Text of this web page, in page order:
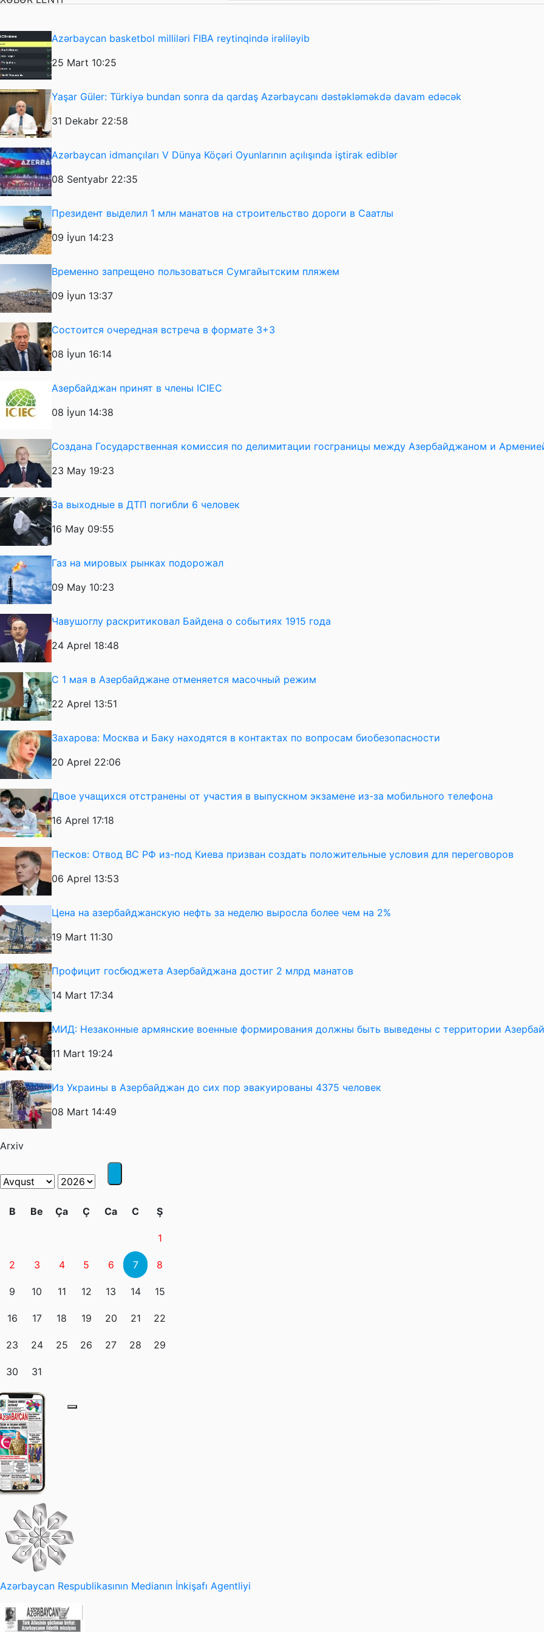
Azərbaycan basketbol milliləri FIBA reytinqində irəliləyib
25 Mart 10:25
Yaşar Güler: Türkiyə bundan sonra da qardaş Azərbaycanı dəstəkləməkdə davam edəcək
31 Dekabr 22:58
Azərbaycan idmançıları V Dünya Köçəri Oyunlarının açılışında iştirak ediblər
08 Sentyabr 22:35
Президент выделил 1 млн манатов на строительство дороги в Саатлы
09 İyun 14:23
Временно запрещено пользоваться Сумгайытским пляжем
09 İyun 13:37
Состоится очередная встреча в формате 3+3
08 İyun 16:14
Азербайджан принят в члены ICIEC
08 İyun 14:38
Создана Государственная комиссия по делимитации госграницы между Азербайджаном и
23 May 19:23
За выходные в ДТП погибли 6 человек
16 May 09:55
Газ на мировых рынках подорожал
09 May 10:23
Чавушоглу раскритиковал Байдена о событиях 1915 года
24 Aprel 18:48
С 1 мая в Азербайджане отменяется масочный режим
22 Aprel 13:51
Захарова: Москва и Баку находятся в контактах по вопросам биобезопасности
20 Aprel 22:06
Двое учащихся отстранены от участия в выпускном экзамене из-за мобильного телефона
16 Aprel 17:18
Песков: Отвод ВС РФ из-под Киева призван создать положительные условия для переговоров
06 Aprel 13:53
Цена на азербайджанскую нефть за неделю выросла более чем на 2%
19 Mart 11:30
Профицит госбюджета Азербайджана достиг 2 млрд манатов
14 Mart 17:34
МИД: Незаконные армянские военные формирования должны быть выведены с территории
11 Mart 19:24
Из Украины в Азербайджан до сих пор эвакуированы 4375 человек
08 Mart 14:49
Arxiv
B Be Ça Ç Ca C Ş
1
2 3 4 5 6 7 8
9 10 11 12 13 14 15
16 17 18 19 20 21 22
23 24 25 26 27 28 29
30 31
Azərbaycan Respublikasının Medianın İnkişafı Agentliyi